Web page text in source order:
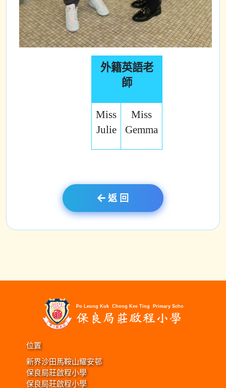
外籍英語老
師
Miss
Julie
Miss
Gemma
返 回
位置
新界沙田馬鞍山耀安邨
保良局莊啟程小學
保良局莊啟程小學